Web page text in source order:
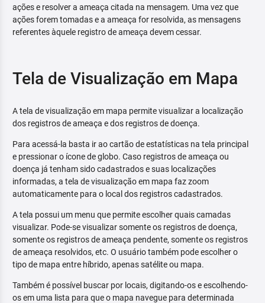
ações e resolver a ameaça citada na mensagem. Uma vez que
ações forem tomadas e a ameaça for resolvida, as mensagens
referentes àquele registro de ameaça devem cessar.
Tela de Visualização em Mapa
A tela de visualização em mapa permite visualizar a localização
dos registros de ameaça e dos registros de doença.
Para acessá-la basta ir ao cartão de estatísticas na tela principal
e pressionar o ícone de globo. Caso registros de ameaça ou
doença já tenham sido cadastrados e suas localizações
informadas, a tela de visualização em mapa faz zoom
automaticamente para o local dos registros cadastrados.
A tela possui um menu que permite escolher quais camadas
visualizar. Pode-se visualizar somente os registros de doença,
somente os registros de ameaça pendente, somente os registros
de ameaça resolvidos, etc. O usuário também pode escolher o
tipo de mapa entre híbrido, apenas satélite ou mapa.
Também é possível buscar por locais, digitando-os e escolhendo-
os em uma lista para que o mapa navegue para determinada